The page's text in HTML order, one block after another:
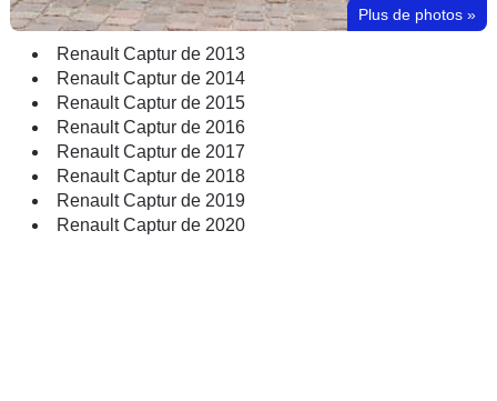
Plus de photos »
Renault Captur de 2013
Renault Captur de 2014
Renault Captur de 2015
Renault Captur de 2016
Renault Captur de 2017
Renault Captur de 2018
Renault Captur de 2019
Renault Captur de 2020